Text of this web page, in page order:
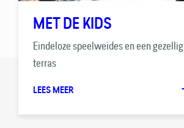
MET DE KIDS
Eindeloze speelweides en een gezellig
terras
LEES MEER